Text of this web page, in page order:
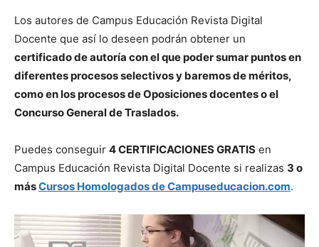
Los autores de Campus Educación Revista Digital
Docente que así lo deseen podrán obtener un
certificado de autoría con el que poder sumar puntos en
diferentes procesos selectivos y baremos de méritos,
como en los procesos de Oposiciones docentes o el
Concurso General de Traslados.
Puedes conseguir 4 CERTIFICACIONES GRATIS en
Campus Educación Revista Digital Docente si realizas 3 o
másCursos Homologados de Campuseducacion.com.